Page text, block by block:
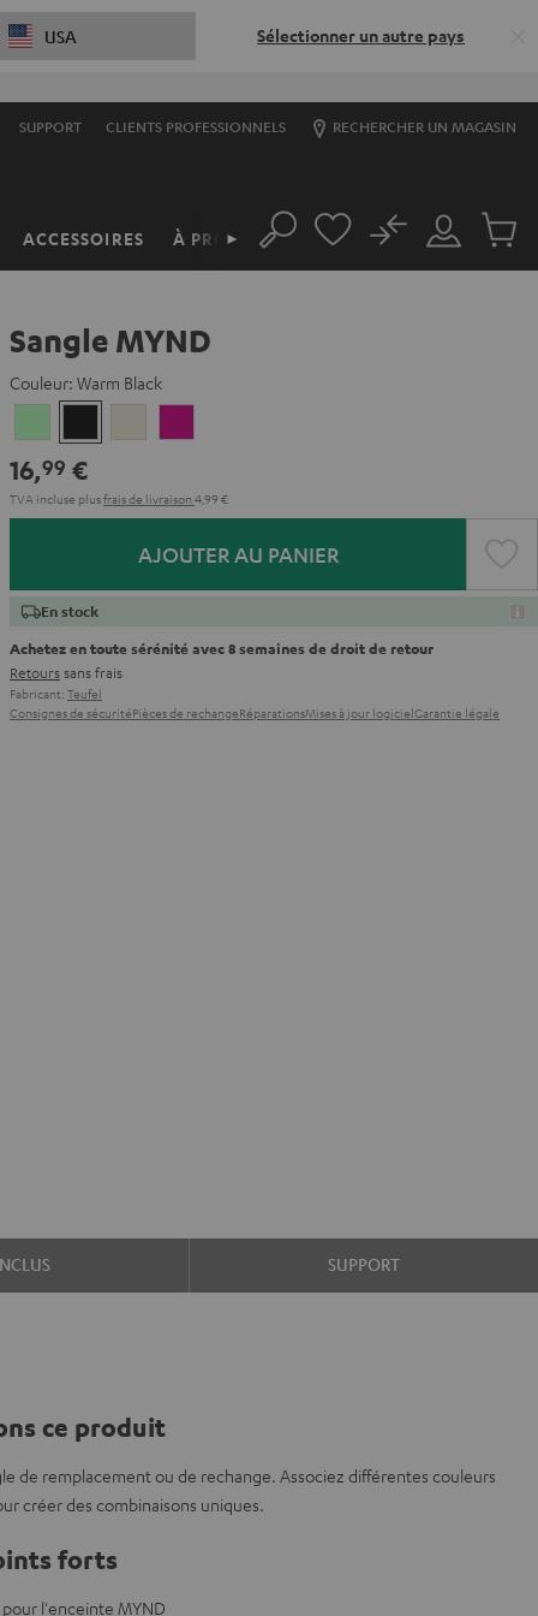
USA Sélectionner un autre pays
SUPPORT CLIENTS PROFESSIONNELS RECHERCHER UN MAGASIN
ACCESSOIRES À PROPOS
► Rechercher
Mon
compte
No
Sangle MYND
Couleur: Warm Black
Mint
Black
White
16,99 €
TVA incluse plusfrais de livraison 4,99 €
AJOUTER AU PANIER
En stock
Achetez en toute sérénité avec 8 semaines de droit de retour
Retourssans frais
Fabricant: Teufel
Consignes de sécuritéPièces de rechangeRéparationsMises à jour logicielGarantie légale
SUPPORT
ce produit
de remplacement ou de rechange. Associez différentes couleurs
créer des combinaisons uniques.
forts
l'enceinte MYND